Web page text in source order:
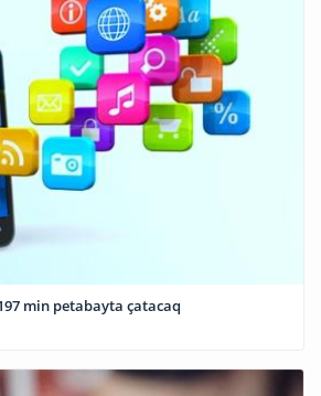
min petabayta çatacaq